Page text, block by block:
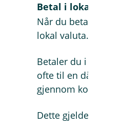
Betal i lokal valuta
Når du betaler i
lokal valuta. Velg
Betaler du i norske
ofte til en dårligere
gjennom kortet ditt,
Dette gjelder også